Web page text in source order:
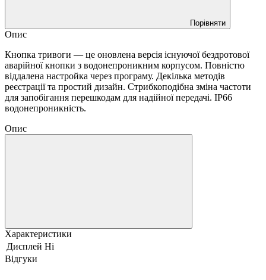
Порівняти
Опис
Кнопка тривоги — це оновлена версія існуючої бездротової
аварійної кнопки з водонепроникним корпусом. Повністю
віддалена настройка через програму. Декілька методів
реєстрації та простий дизайн. Стрибкоподібна зміна частоти
для запобігання перешкодам для надійної передачі. IP66
водонепроникність.
Опис
Характеристики
Дисплей Ні
Відгуки